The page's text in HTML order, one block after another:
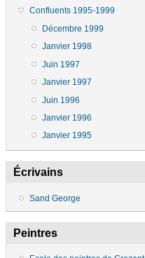
Confluents 1995-1999
Décembre 1999
Janvier 1998
Juin 1997
Janvier 1997
Juin 1996
Janvier 1996
Janvier 1995
Écrivains
Sand George
Peintres